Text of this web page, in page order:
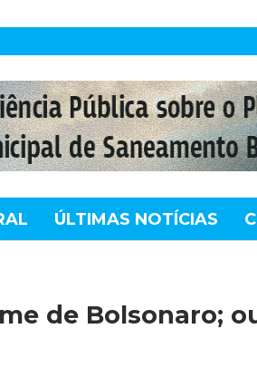
ÚLTIMAS NOTÍCIAS
de Bolsonaro;